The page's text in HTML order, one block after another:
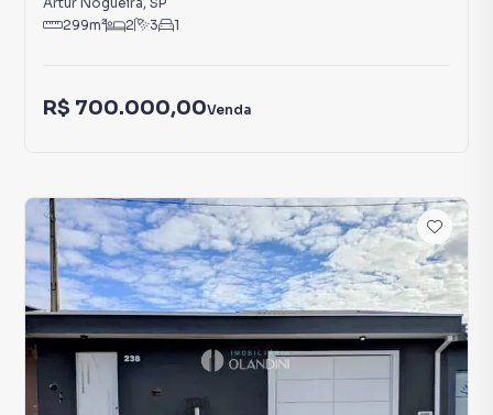
299m² 2 3 1
R$ 700.000,00Venda